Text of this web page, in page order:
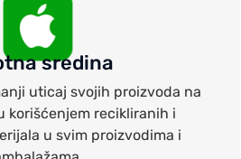
sredina
uticaj svojih proizvoda na
korišćenjem recikliranih i
u svim proizvodima i